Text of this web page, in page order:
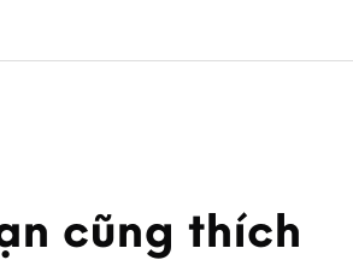
cũng thích